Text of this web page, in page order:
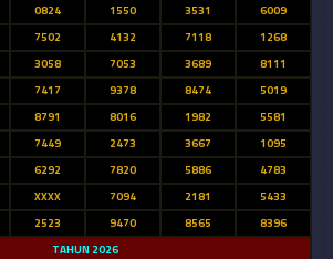
0824 1550 3531
6009
7502 4132 7118
1268
3058 7053 3689
8111
7417 9378 8474
5019
8791 8016 1982
5581
7449 2473 3667
1095
6292 7820 5886
4783
XXXX 7094 2181
5433
2523 9470 8565
8396
TAHUN 2026